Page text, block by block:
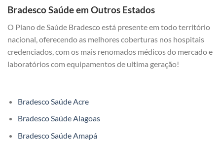
Bradesco Saúde em Outros Estados
O Plano de Saúde Bradesco está presente em todo território
nacional, oferecendo as melhores coberturas nos hospitais
credenciados, com os mais renomados médicos do mercado e
laboratórios com equipamentos de ultima geração!
Bradesco Saúde Acre
Bradesco Saúde Alagoas
Bradesco Saúde Amapá